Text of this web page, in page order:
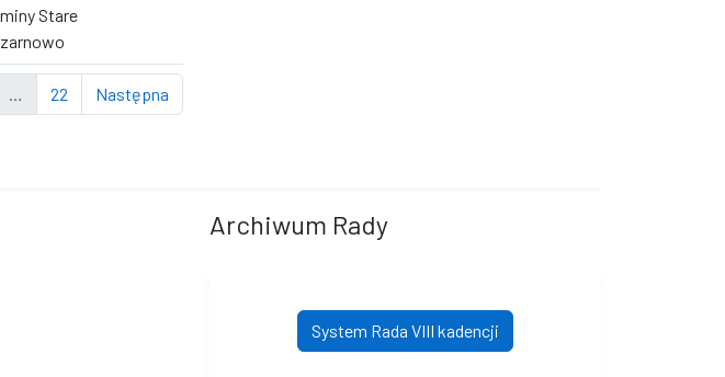
Stare
… 22 Następna
Archiwum Rady
System Rada VIII kadencji